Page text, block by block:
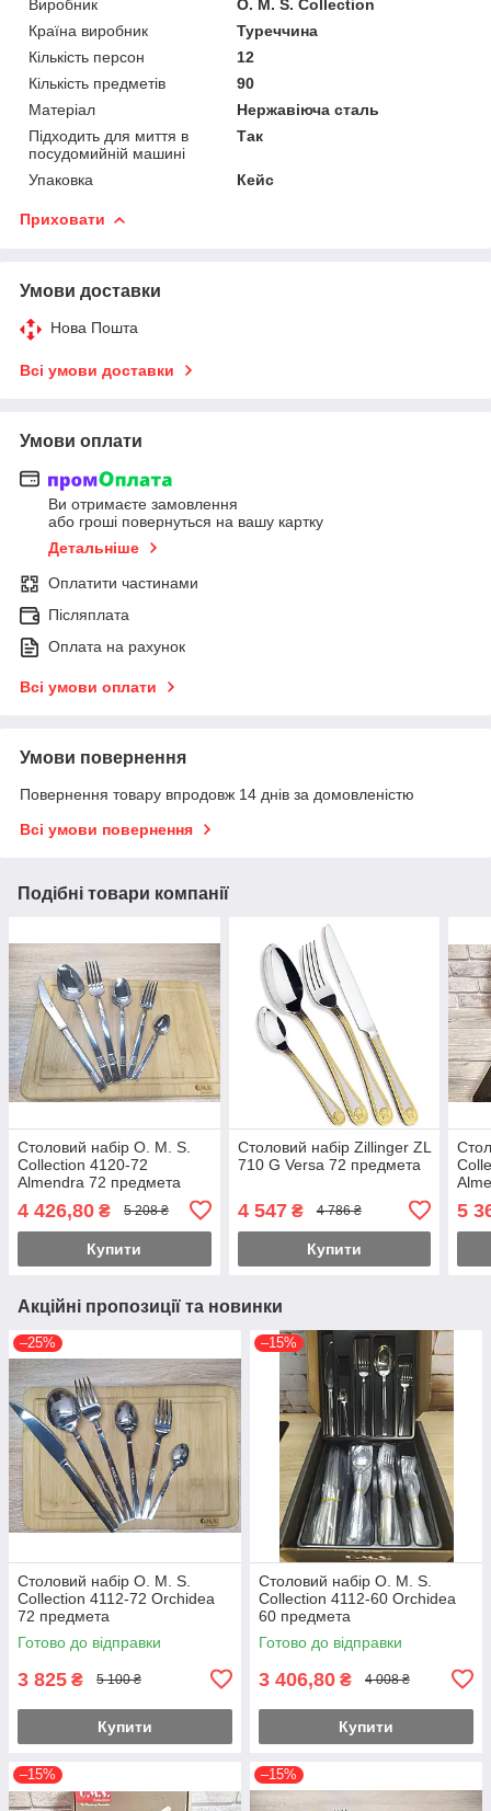
Виробник
O. M. S. Collection
Країна виробник
Туреччина
Кількість персон
12
Кількість предметів
90
Матеріал
Нержавіюча сталь
Підходить для миття в
посудомийній машині
Так
Упаковка Кейс
Приховати
Умови доставки
Нова Пошта
Всі умови доставки
Умови оплати
Ви отримаєте замовлення
або гроші повернуться на вашу картку
Детальніше
Оплатити частинами
Післяплата
Оплата на рахунок
Всі умови оплати
Умови повернення
Повернення товару впродовж 14 днів за домовленістю
Всі умови повернення
Подібні товари компанії
Столовий набір O. M. S.
Collection 4120-72
Almendra 72 предмета
4 426,80 ₴ 5 208 ₴
Купити
Столовий набір Zillinger ZL
710 G Versa 72 предмета
4 547₴ 4 786 ₴
Купити
5
Акційні пропозиції та новинки
–25%
Столовий набір O. M. S.
Collection 4112-72 Orchidea
72 предмета
Готово до відправки
3 825 ₴ 5 100 ₴
Купити
–15%
Столовий набір O. M. S.
Collection 4112-60 Orchidea
60 предмета
Готово до відправки
3 406,80 ₴ 4 008 ₴
Купити
–15% –15%